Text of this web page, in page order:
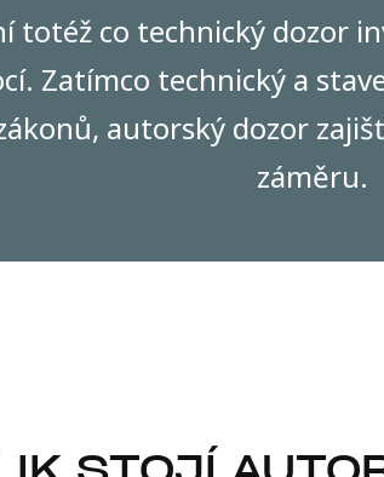
totéž co technický dozor
Zatímco technický a
autorský dozor
záměru.